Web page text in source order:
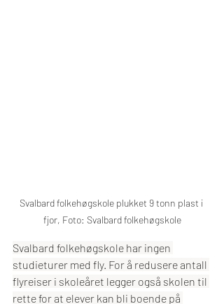
Svalbard folkehøgskole plukket 9 tonn plast i
fjor, Foto: Svalbard folkehøgskole
Svalbard folkehøgskole har ingen
studieturer med fly. For å redusere antall
flyreiser i skoleåret legger også skolen til
rette for at elever kan bli boende på